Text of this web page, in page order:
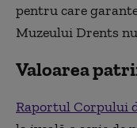
pentru care
Muzeului Drents
Valoarea
Raportul Corpului